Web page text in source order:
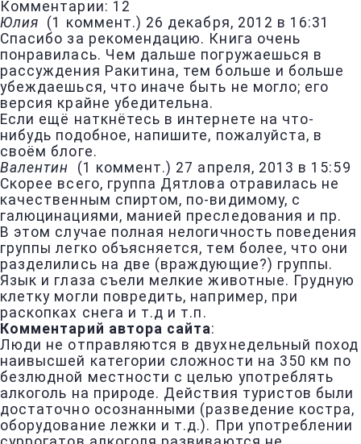
Комментарии: 12
Юлия (1 коммент.) 26 декабря, 2012 в 16:31
Спасибо за рекомендацию. Книга очень
понравилась. Чем дальше погружаешься в
рассуждения Ракитина, тем больше и больше
убеждаешься, что иначе быть не могло; его
версия крайне убедительна.
Если ещё наткнётесь в интернете на что-
нибудь подобное, напишите, пожалуйста, в
своём блоге.
Валентин (1 коммент.) 27 апреля, 2013 в 15:59
Скорее всего, группа Дятлова отравилась не
качественным спиртом, по-видимому, с
галюцинациями, манией преследования и пр.
В этом случае полная нелогичность поведения
группы легко объясняется, тем более, что они
разделились на две (враждующие?) группы.
Язык и глаза съели мелкие животные. Грудную
клетку могли повредить, например, при
раскопках снега и т.д и т.п.
Комментарий автора сайта:
Люди не отправляются в двухнедельный поход
наивысшей категории сложности на 350 км по
безлюдной местности с целью употреблять
алкоголь на природе. Действия туристов были
достаточно осознанными (разведение костра,
оборудование лежки и т.д.). При употреблении